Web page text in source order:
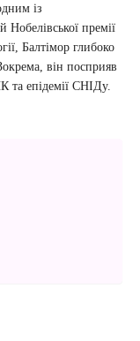
із
Нобелівської премії
Балтімор глибоко
він посприяв
та епідемії СНІДу.